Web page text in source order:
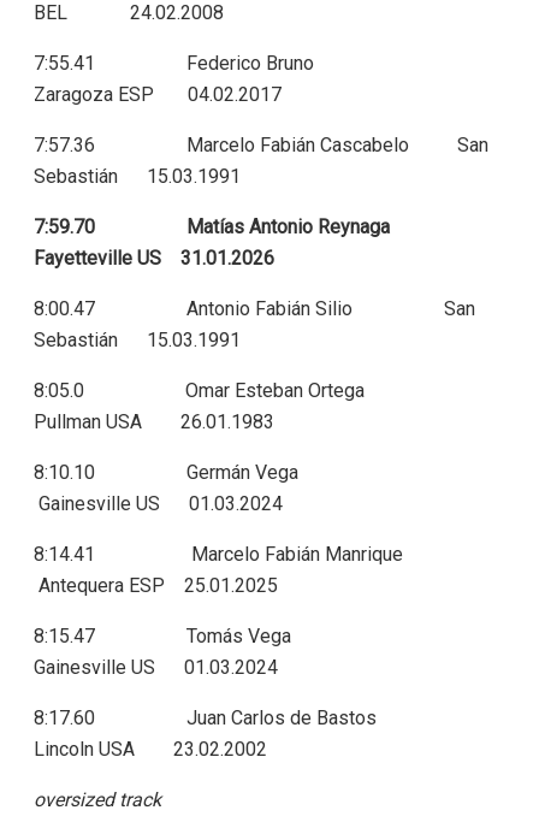
BEL 24.02.2008
7:55.41 Federico Bruno
Zaragoza ESP 04.02.2017
7:57.36 Marcelo Fabián Cascabelo San
Sebastián 15.03.1991
7:59.70 Matías Antonio Reynaga
Fayetteville US 31.01.2026
8:00.47 Antonio Fabián Silio San
Sebastián 15.03.1991
8:05.0 Omar Esteban Ortega
Pullman USA 26.01.1983
8:10.10 Germán Vega
Gainesville US 01.03.2024
8:14.41 Marcelo Fabián Manrique
Antequera ESP 25.01.2025
8:15.47 Tomás Vega
Gainesville US 01.03.2024
8:17.60 Juan Carlos de Bastos
Lincoln USA 23.02.2002
oversized track